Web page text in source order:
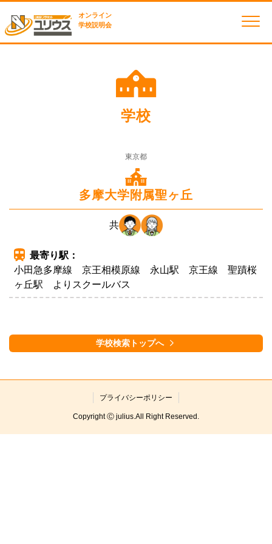
オンライン
学校説明会
学校
東京都
多摩大学附属聖ヶ丘
共
最寄り駅：
小田急多摩線 京王相模原線 永山駅 京王線 聖蹟桜
ヶ丘駅 よりスクールバス
学校検索トップへ
プライバシーポリシー
Copyright Ⓒ julius.All Right Reserved.